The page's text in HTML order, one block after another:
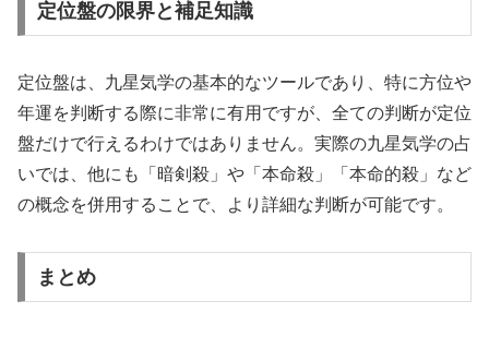
定位盤の限界と補足知識
定位盤は、九星気学の基本的なツールであり、特に方位や
年運を判断する際に非常に有用ですが、全ての判断が定位
盤だけで行えるわけではありません。実際の九星気学の占
いでは、他にも「暗剣殺」や「本命殺」「本命的殺」など
の概念を併用することで、より詳細な判断が可能です。
まとめ